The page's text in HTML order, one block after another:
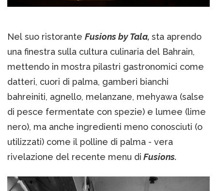
Nel suo ristorante Fusions by Tala, sta aprendo
una finestra sulla cultura culinaria del Bahrain,
mettendo in mostra pilastri gastronomici come
datteri, cuori di palma, gamberi bianchi
bahreiniti, agnello, melanzane, mehyawa (salse
di pesce fermentate con spezie) e lumee (lime
nero), ma anche ingredienti meno conosciuti (o
utilizzati) come il polline di palma - vera
rivelazione del recente menu di Fusions.